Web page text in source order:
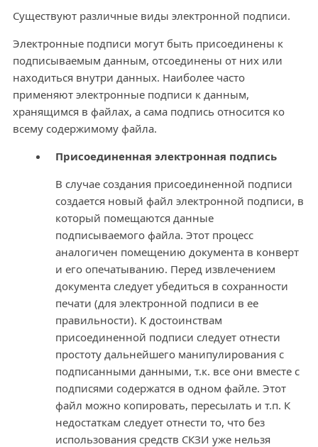
Существуют различные виды электронной подписи.
Электронные подписи могут быть присоединены к
подписываемым данным, отсоединены от них или
находиться внутри данных. Наиболее часто
применяют электронные подписи к данным,
хранящимся в файлах, а сама подпись относится ко
всему содержимому файла.
Присоединенная электронная подпись
В случае создания присоединенной подписи
создается новый файл электронной подписи, в
который помещаются данные
подписываемого файла. Этот процесс
аналогичен помещению документа в конверт
и его опечатыванию. Перед извлечением
документа следует убедиться в сохранности
печати (для электронной подписи в ее
правильности). К достоинствам
присоединенной подписи следует отнести
простоту дальнейшего манипулирования с
подписанными данными, т.к. все они вместе с
подписями содержатся в одном файле. Этот
файл можно копировать, пересылать и т.п. К
недостаткам следует отнести то, что без
использования средств СКЗИ уже нельзя